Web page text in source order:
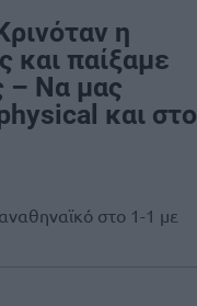
η
και παίξαμε
– Να μας
και στο
στο 1-1 με